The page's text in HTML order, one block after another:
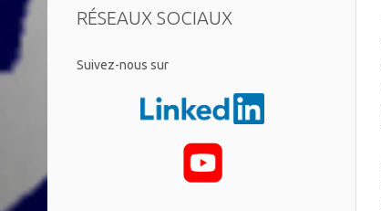
RÉSEAUX SOCIAUX
​Suivez-nous sur